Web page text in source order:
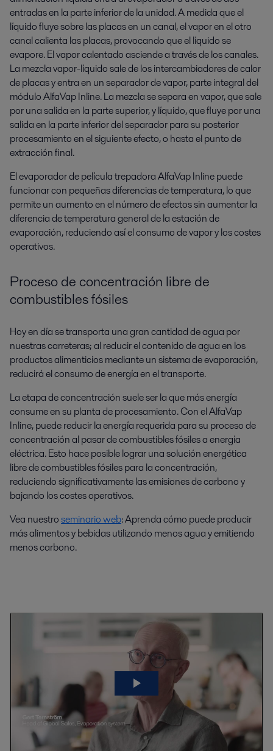
entradas en la parte inferior de la unidad. A medida que el
líquido fluye sobre las placas en un canal, el vapor en el otro
canal calienta las placas, provocando que el líquido se
evapore. El vapor calentado asciende a través de los canales.
La mezcla vapor-líquido sale de los intercambiadores de calor
de placas y entra en un separador de vapor, parte integral del
módulo AlfaVap Inline. La mezcla se separa en vapor, que sale
por una salida en la parte superior, y líquido, que fluye por una
salida en la parte inferior del separador para su posterior
procesamiento en el siguiente efecto, o hasta el punto de
extracción final.
El evaporador de película trepadora AlfaVap Inline puede
funcionar con pequeñas diferencias de temperatura, lo que
permite un aumento en el número de efectos sin aumentar la
diferencia de temperatura general de la estación de
evaporación, reduciendo así el consumo de vapor y los costes
operativos.
Proceso de concentración libre de
combustibles fósiles
Hoy en día se transporta una gran cantidad de agua por
nuestras carreteras; al reducir el contenido de agua en los
productos alimenticios mediante un sistema de evaporación,
reducirá el consumo de energía en el transporte.
La etapa de concentración suele ser la que más energía
consume en su planta de procesamiento. Con el AlfaVap
Inline, puede reducir la energía requerida para su proceso de
concentración al pasar de combustibles fósiles a energía
eléctrica. Esto hace posible lograr una solución energética
libre de combustibles fósiles para la concentración,
reduciendo significativamente las emisiones de carbono y
bajando los costes operativos.
Vea nuestroseminario web: Aprenda cómo puede producir
más alimentos y bebidas utilizando menos agua y emitiendo
menos carbono.